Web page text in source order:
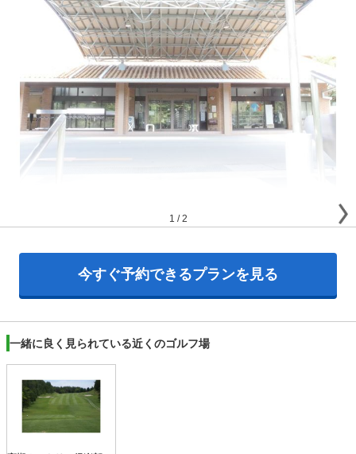
1 /2
今すぐ予約できるプランを見る
一緒に良く見られている近くのゴルフ場